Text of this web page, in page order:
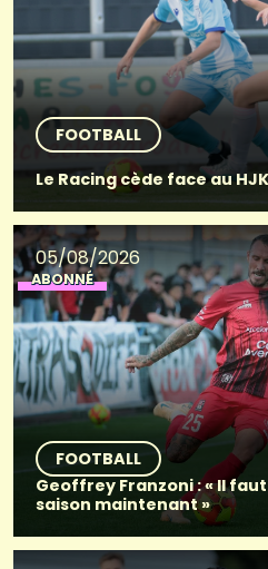
FOOTBALL
Le Racing cède face au
05/08/2026
ABONNÉ
FOOTBALL
Geoffrey Franzoni : « Il
saison maintenant »